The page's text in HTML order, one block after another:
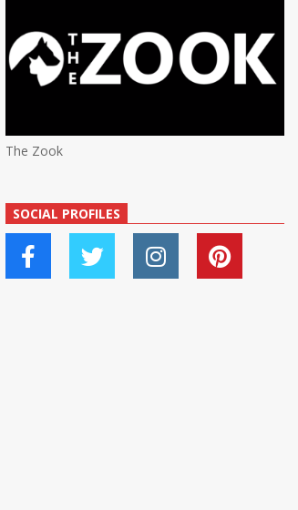
The Zook
SOCIAL PROFILES